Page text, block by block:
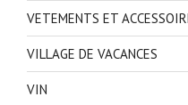
VETEMENTS ET
VILLAGE DE VACANCES
VIN